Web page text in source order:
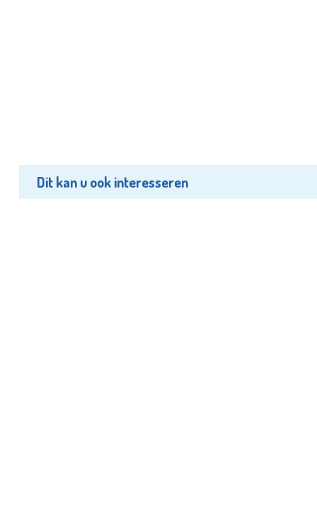
Dit kan u ook interesseren